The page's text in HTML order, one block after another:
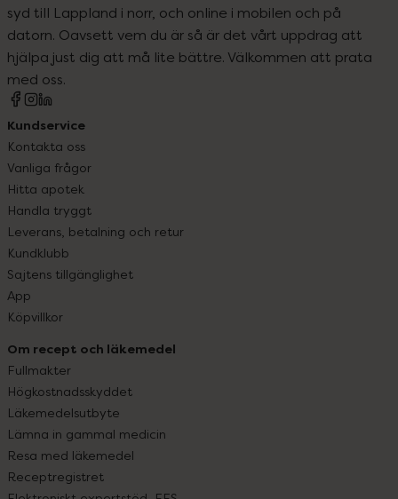
syd till Lappland i norr, och online i mobilen och på
datorn. Oavsett vem du är så är det vårt uppdrag att
hjälpa just dig att må lite bättre. Välkommen att prata
med oss.
Kundservice
Kontakta oss
Vanliga frågor
Hitta apotek
Handla tryggt
Leverans, betalning och retur
Kundklubb
Sajtens tillgänglighet
App
Köpvillkor
Om recept och läkemedel
Fullmakter
Högkostnadsskyddet
Läkemedelsutbyte
Lämna in gammal medicin
Resa med läkemedel
Receptregistret